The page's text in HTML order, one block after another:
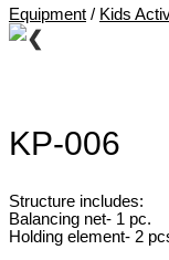
Equipment / Kids
❮
KP-006
Structure includes:
Balancing net- 1 pc.
Holding element- 2